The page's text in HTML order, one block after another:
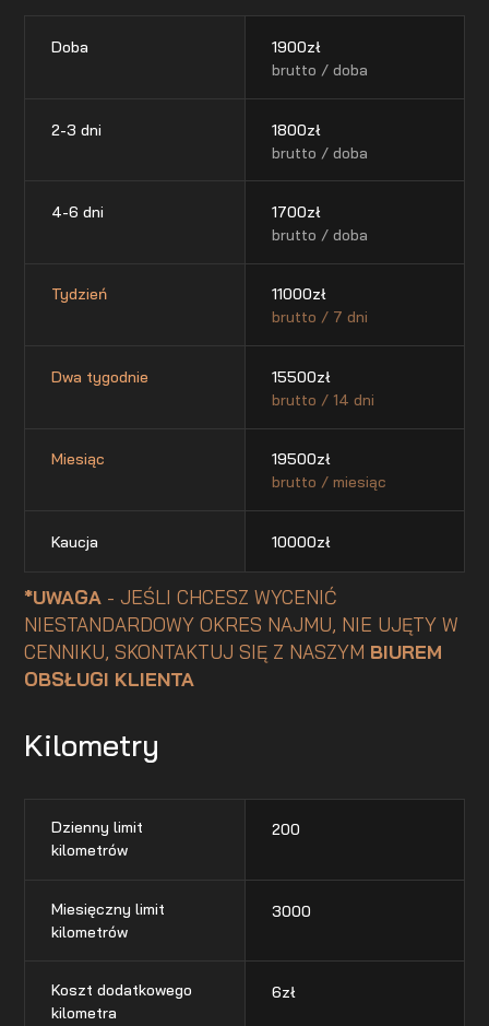
Doba 1900zł
brutto / doba
2-3 dni 1800zł
brutto / doba
4-6 dni 1700zł
brutto / doba
Tydzień 11000zł
brutto / 7 dni
Dwa tygodnie 15500zł
brutto / 14 dni
Miesiąc 19500zł
brutto / miesiąc
Kaucja 10000zł
*UWAGA - JEŚLI CHCESZ WYCENIĆ
NIESTANDARDOWY OKRES NAJMU, NIE UJĘTY W
CENNIKU, SKONTAKTUJ SIĘ Z NASZYM BIUREM
OBSŁUGI KLIENTA
Kilometry
Dzienny limit
kilometrów
200
Miesięczny limit
kilometrów
3000
Koszt dodatkowego
kilometra
6zł